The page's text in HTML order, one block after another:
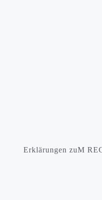
Erklärungen zuM